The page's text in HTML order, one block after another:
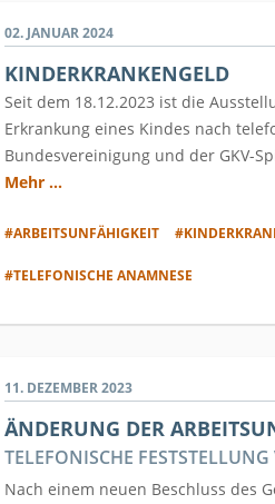
02. JANUAR 2024
KINDERKRANKENGELD
Seit dem 18.12.2023 ist die
Erkrankung eines Kindes nach
Bundesvereinigung und der GKV-
Mehr ...
#ARBEITSUNFÄHIGKEIT
#TELEFONISCHE ANAMNESE
11. DEZEMBER 2023
ÄNDERUNG DER
TELEFONISCHE
Nach einem neuen Beschluss des